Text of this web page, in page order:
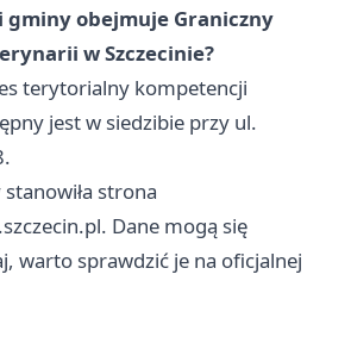
gminy obejmuje Graniczny
w Szczecinie?
terytorialny kompetencji
jest w siedzibie przy ul.
stanowiła strona
Dane mogą się
warto sprawdzić je na oficjalnej